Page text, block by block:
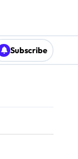
Subscribe